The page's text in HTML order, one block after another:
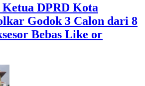
DPRD Kota
Godok 3 Calon dari 8
Bebas Like or